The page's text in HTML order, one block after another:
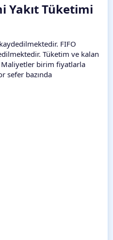
Yakıt Tüketimi
FIFO
Tüketim ve kalan
Maliyetler birim fiyatlarla
sefer bazında